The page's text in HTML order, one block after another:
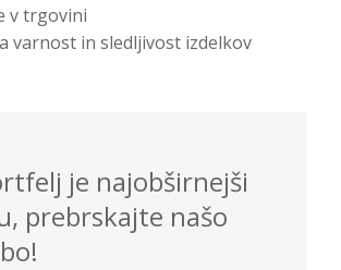
v trgovini
varnost in sledljivost izdelkov
je najobširnejši
prebrskajte našo